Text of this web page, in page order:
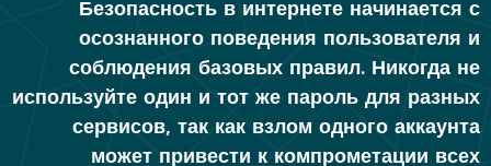
Безопасность в интернете начинается с
осознанного поведения пользователя и
соблюдения базовых правил. Никогда не
используйте один и тот же пароль для разных
сервисов, так как взлом одного аккаунта
может привести к компрометации всех